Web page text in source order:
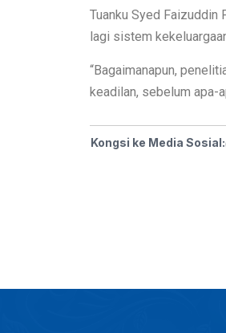
Tuanku Syed Faizuddin
lagi sistem
“Bagaimanapun,
keadilan, sebelum apa-
Kongsi ke Media Sosial: